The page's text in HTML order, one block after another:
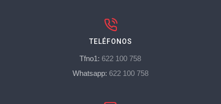
TELÉFONOS
Tfno1: 622 100 758
Whatsapp: 622 100 758